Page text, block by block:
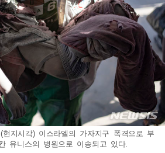
현지시각) 이스라엘의 가자지구 폭격으로 부
유니스의 병원으로 이송되고 있다.